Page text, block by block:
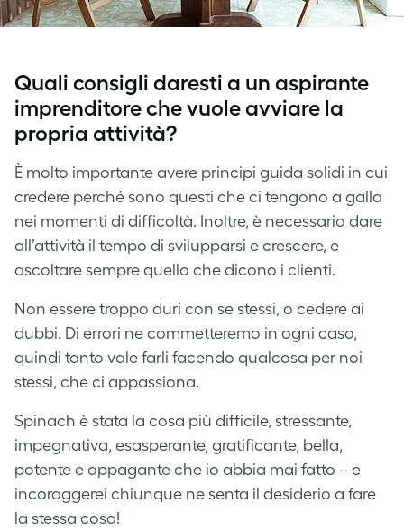
Quali consigli daresti a un aspirante
imprenditore che vuole avviare la
propria attività?
È molto importante avere principi guida solidi in cui
credere perché sono questi che ci tengono a galla
nei momenti di difficoltà. Inoltre, è necessario dare
all’attività il tempo di svilupparsi e crescere, e
ascoltare sempre quello che dicono i clienti.
Non essere troppo duri con se stessi, o cedere ai
dubbi. Di errori ne commetteremo in ogni caso,
quindi tanto vale farli facendo qualcosa per noi
stessi, che ci appassiona.
Spinach è stata la cosa più difficile, stressante,
impegnativa, esasperante, gratificante, bella,
potente e appagante che io abbia mai fatto – e
incoraggerei chiunque ne senta il desiderio a fare
la stessa cosa!